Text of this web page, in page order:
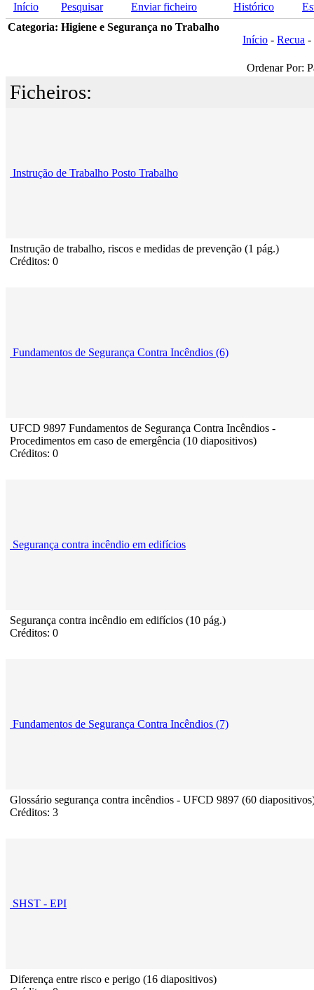
Início Pesquisar Enviar ficheiro Histórico
Categoria: Higiene e Segurança no Trabalho
Início - Recua -
Ordenar Por:
Ficheiros:
Instrução de Trabalho Posto Trabalho
Instrução de trabalho, riscos e medidas de prevenção (1 pág.)
Créditos: 0
Fundamentos de Segurança Contra Incêndios (6)
UFCD 9897 Fundamentos de Segurança Contra Incêndios -
Procedimentos em caso de emergência (10 diapositivos)
Créditos: 0
Segurança contra incêndio em edifícios
Segurança contra incêndio em edifícios (10 pág.)
Créditos: 0
Fundamentos de Segurança Contra Incêndios (7)
Glossário segurança contra incêndios - UFCD 9897 (60
Créditos: 3
SHST - EPI
Diferença entre risco e perigo (16 diapositivos)